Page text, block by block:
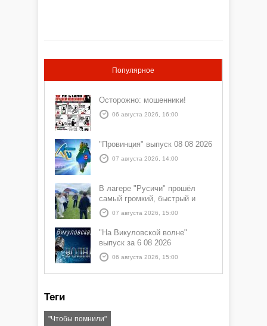
Популярное
Осторожно: мошенники!
06 августа 2026, 16:00
"Провинция" выпуск 08 08 2026
07 августа 2026, 14:00
В лагере "Русичи" прошёл
самый громкий, быстрый и
азартный час дня — Спортчас
07 августа 2026, 15:00
"На Викуловской волне"
выпуск за 6 08 2026
06 августа 2026, 15:00
Теги
"Чтобы помнили"